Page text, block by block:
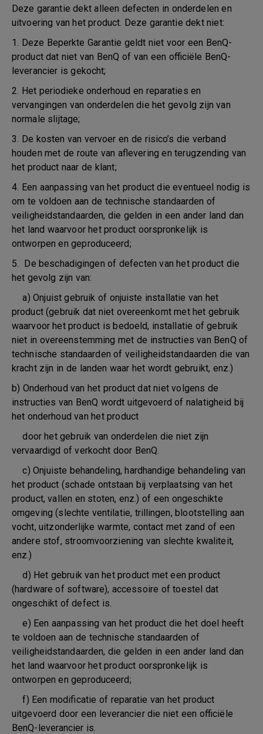
Deze garantie dekt alleen defecten in onderdelen en
uitvoering van het product. Deze garantie dekt niet:
1. Deze Beperkte Garantie geldt niet voor een BenQ-
product dat niet van BenQ of van een officiële BenQ-
leverancier is gekocht;
2. Het periodieke onderhoud en reparaties en
vervangingen van onderdelen die het gevolg zijn van
normale slijtage;
3. De kosten van vervoer en de risico’s die verband
houden met de route van aflevering en terugzending van
het product naar de klant;
4. Een aanpassing van het product die eventueel nodig is
om te voldoen aan de technische standaarden of
veiligheidstandaarden, die gelden in een ander land dan
het land waarvoor het product oorspronkelijk is
ontworpen en geproduceerd;
5. De beschadigingen of defecten van het product die
het gevolg zijn van:
a) Onjuist gebruik of onjuiste installatie van het
product (gebruik dat niet overeenkomt met het gebruik
waarvoor het product is bedoeld, installatie of gebruik
niet in overeenstemming met de instructies van BenQ of
technische standaarden of veiligheidstandaarden die van
kracht zijn in de landen waar het wordt gebruikt, enz.)
b) Onderhoud van het product dat niet volgens de
instructies van BenQ wordt uitgevoerd of nalatigheid bij
het onderhoud van het product
door het gebruik van onderdelen die niet zijn
vervaardigd of verkocht door BenQ.
c) Onjuiste behandeling, hardhandige behandeling van
het product (schade ontstaan bij verplaatsing van het
product, vallen en stoten, enz.) of een ongeschikte
omgeving (slechte ventilatie, trillingen, blootstelling aan
vocht, uitzonderlijke warmte, contact met zand of een
andere stof, stroomvoorziening van slechte kwaliteit,
enz.)
d) Het gebruik van het product met een product
(hardware of software), accessoire of toestel dat
ongeschikt of defect is.
e) Een aanpassing van het product die het doel heeft
te voldoen aan de technische standaarden of
veiligheidstandaarden, die gelden in een ander land dan
het land waarvoor het product oorspronkelijk is
ontworpen en geproduceerd;
f) Een modificatie of reparatie van het product
uitgevoerd door een leverancier die niet een officiële
BenQ-leverancier is.